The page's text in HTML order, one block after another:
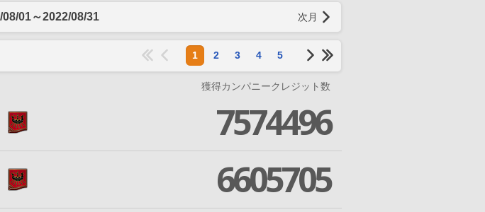
01～2022/08/31 次月
1 2 3 4 5
獲得カンパニークレジット数
7574496
6605705